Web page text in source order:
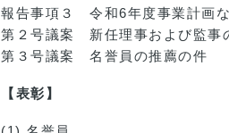
報告事項３ 令和6年度事業計画
第２号議案 新任理事および監事
第３号議案 名誉員の推薦の件
【表彰】